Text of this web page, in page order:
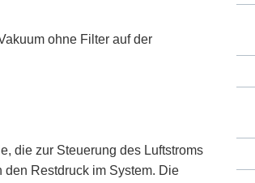
ohne Filter auf der
die zur Steuerung des Luftstroms
Restdruck im System. Die